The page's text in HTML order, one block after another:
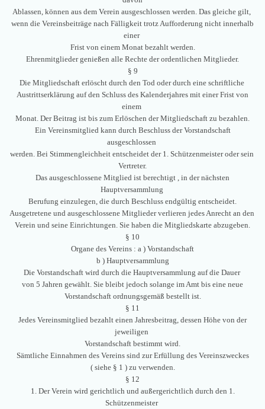
Ablassen, können aus dem Verein ausgeschlossen werden. Das gleiche gilt,
wenn die Vereinsbeiträge nach Fälligkeit trotz Aufforderung nicht innerhalb
einer
Frist von einem Monat bezahlt werden.
Ehrenmitglieder genießen alle Rechte der ordentlichen Mitglieder.
§ 9
Die Mitgliedschaft erlöscht durch den Tod oder durch eine schriftliche
Austrittserklärung auf den Schluss des Kalenderjahres mit einer Frist von
einem
Monat. Der Beitrag ist bis zum Erlöschen der Mitgliedschaft zu bezahlen.
Ein Vereinsmitglied kann durch Beschluss der Vorstandschaft
ausgeschlossen
werden. Bei Stimmengleichheit entscheidet der 1. Schützenmeister oder sein
Vertreter.
Das ausgeschlossene Mitglied ist berechtigt , in der nächsten
Hauptversammlung
Berufung einzulegen, die durch Beschluss endgültig entscheidet.
Ausgetretene und ausgeschlossene Mitglieder verlieren jedes Anrecht an den
Verein und seine Einrichtungen. Sie haben die Mitgliedskarte abzugeben.
§ 10
Organe des Vereins : a ) Vorstandschaft
b ) Hauptversammlung
Die Vorstandschaft wird durch die Hauptversammlung auf die Dauer
von 5 Jahren gewählt. Sie bleibt jedoch solange im Amt bis eine neue
Vorstandschaft ordnungsgemäß bestellt ist.
§ 11
Jedes Vereinsmitglied bezahlt einen Jahresbeitrag, dessen Höhe von der
jeweiligen
Vorstandschaft bestimmt wird.
Sämtliche Einnahmen des Vereins sind zur Erfüllung des Vereinszweckes
( siehe § 1 ) zu verwenden.
§ 12
1. Der Verein wird gerichtlich und außergerichtlich durch den 1.
Schützenmeister